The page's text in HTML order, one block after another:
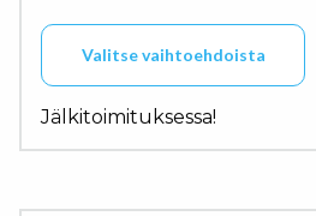
Valitse vaihtoehdoista
Jälkitoimituksessa!